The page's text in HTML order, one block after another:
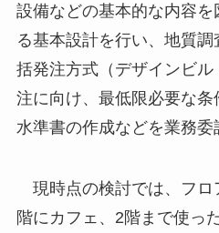
設備などの基本的な内容
る基本設計を行い、地質
括発注方式（デザインビ
注に向け、最低限必要な
水準書の作成などを業務委
現時点の検討では、フロ
階にカフェ、2階まで使っ